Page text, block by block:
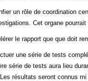
un rôle de coordination
Cet organe pourrait
le rapport que que doit
une série de tests
série de tests aura lieu
résultats seront connus